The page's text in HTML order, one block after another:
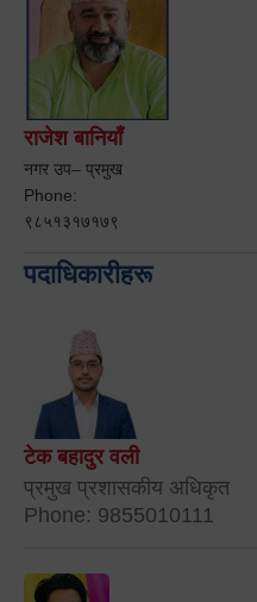
राजेश बानियाँ
नगर उप– प्रमुख
Phone:
९८५१३१७१७९
पदाधिकारीहरू
टेक बहादुर वली
प्रमुख प्रशासकीय अधिकृत
Phone: 9855010111